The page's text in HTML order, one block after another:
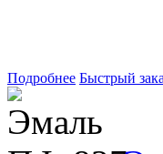
Подробнее Быстрый